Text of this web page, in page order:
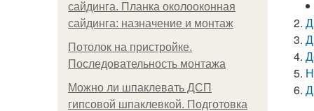
сайдинга. Планка околооконная
сайдинга: назначение и монтаж
Потолок на пристройке.
Последовательность монтажа
Можно ли шпаклевать ДСП
гипсовой шпаклевкой. Подготовка